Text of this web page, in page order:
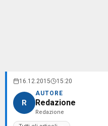
16.12.2015 15:20
R
AUTORE
Redazione
Redazione